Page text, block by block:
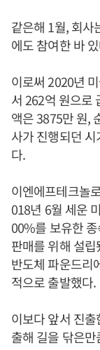
같은해 1월, 회사
에도 참여한 바
이로써 2020년
서 262억 원으로
액은 3875만 원,
사가 진행되던
다.
이엔에프테크놀
018년 6월 세운
00%를 보유한
판매를 위해 설
반도체 파운드리
적으로 출발했다.
이보다 앞서 진
출해 길을 닦은